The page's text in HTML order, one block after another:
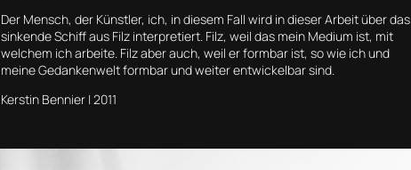
Der Mensch, der Künstler, ich, in diesem Fall wird in dieser Arbeit über das
sinkende Schiff aus Filz interpretiert. Filz, weil das mein Medium ist, mit
welchem ich arbeite. Filz aber auch, weil er formbar ist, so wie ich und
meine Gedankenwelt formbar und weiter entwickelbar sind.
Kerstin Bennier | 2011